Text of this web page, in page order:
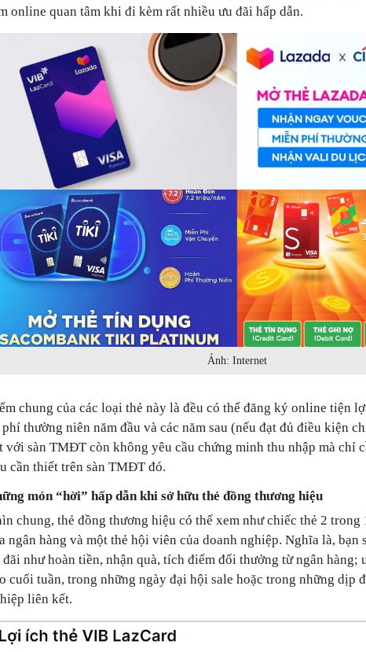
online quan tâm khi đi kèm rất nhiều ưu đãi hấp dẫn.
Ảnh: Internet
chung của các loại thẻ này là đều có thể đăng ký online tiện
thường niên năm đầu và các năm sau (nếu đạt đủ điều kiện
với sàn TMĐT còn không yêu cầu chứng minh thu nhập mà chỉ
cần thiết trên sàn TMĐT đó.
món “hời” hấp dẫn khi sở hữu thẻ đồng thương hiệu
chung, thẻ đồng thương hiệu có thể xem như chiếc thẻ 2 trong
ngân hàng và một thẻ hội viên của doanh nghiệp. Nghĩa là, bạn
đãi như hoàn tiền, nhận quà, tích điểm đổi thưởng từ ngân hàng;
cuối tuần, trong những ngày đại hội sale hoặc trong những dịp
liên kết.